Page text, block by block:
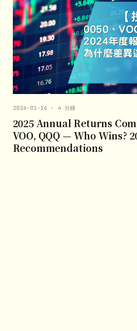
2026-01-16 · 4 分鐘
2025 Annual Returns
VOO, QQQ — Who Wins?
Recommendations